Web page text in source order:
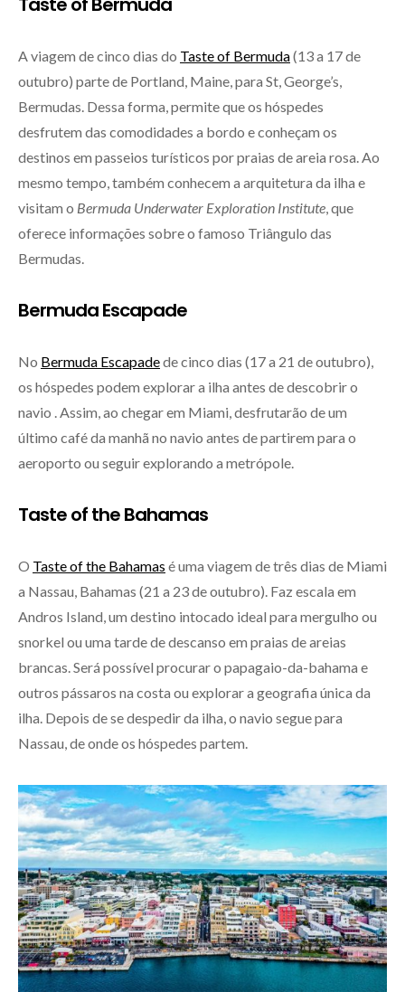
A viagem de cinco dias do Taste of Bermuda(13 a 17 de
outubro) parte de Portland, Maine, para St, George’s,
Bermudas. Dessa forma, permite que os hóspedes
desfrutem das comodidades a bordo e conheçam os
destinos em passeios turísticos por praias de areia rosa. Ao
mesmo tempo, também conhecem a arquitetura da ilha e
visitam o Bermuda Underwater Exploration Institute , que
oferece informações sobre o famoso Triângulo das
Bermudas.
Bermuda Escapade
No Bermuda Escapadede cinco dias (17 a 21 de outubro),
os hóspedes podem explorar a ilha antes de descobrir o
navio . Assim, ao chegar em Miami, desfrutarão de um
último café da manhã no navio antes de partirem para o
aeroporto ou seguir explorando a metrópole.
Taste of the Bahamas
O Taste of the Bahamas é uma viagem de três dias de Miami
a Nassau, Bahamas (21 a 23 de outubro). Faz escala em
Andros Island, um destino intocado ideal para mergulho ou
snorkel ou uma tarde de descanso em praias de areias
brancas. Será possível procurar o papagaio-da-bahama e
outros pássaros na costa ou explorar a geografia única da
ilha. Depois de se despedir da ilha, o navio segue para
Nassau, de onde os hóspedes partem.